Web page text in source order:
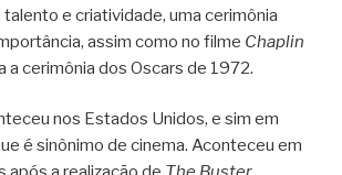
e criatividade, uma cerimônia
assim como no filme Chaplin
a cerimônia dos Oscars de 1972.
nos Estados Unidos, e sim em
é sinônimo de cinema. Aconteceu em